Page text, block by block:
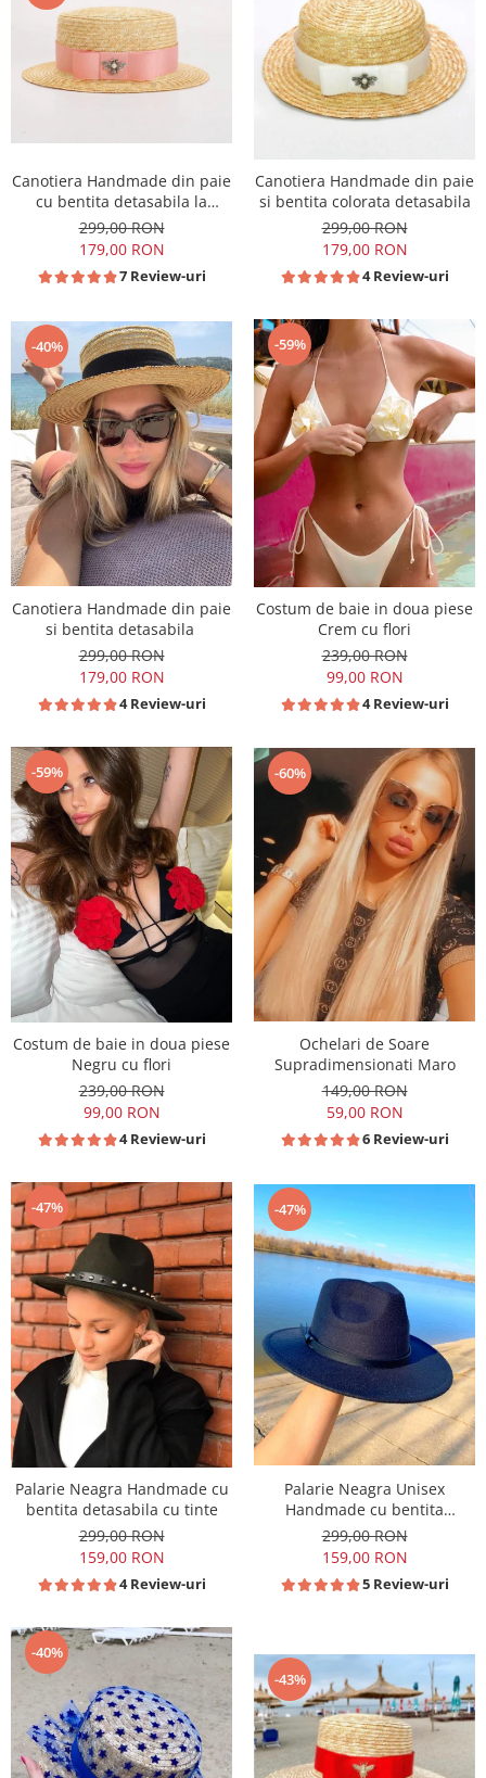
Canotiera Handmade din paie
cu bentita detasabila la
alegere
299,00 RON
179,00 RON
7 Review-uri
Canotiera Handmade din paie
si bentita colorata detasabila
299,00 RON
179,00 RON
4 Review-uri
-40%
Canotiera Handmade din paie
si bentita detasabila
299,00 RON
179,00 RON
4 Review-uri
-59%
Costum de baie in doua piese
Crem cu flori
239,00 RON
99,00 RON
4 Review-uri
-59%
Costum de baie in doua piese
Negru cu flori
239,00 RON
99,00 RON
4 Review-uri
-60%
Ochelari de Soare
Supradimensionati Maro
149,00 RON
59,00 RON
6 Review-uri
-47%
Palarie Neagra Handmade cu
bentita detasabila cu tinte
299,00 RON
159,00 RON
4 Review-uri
-47%
Palarie Neagra Unisex
Handmade cu bentita
detasabila din piele neagra
299,00 RON
159,00 RON
5 Review-uri
-40%
-43%